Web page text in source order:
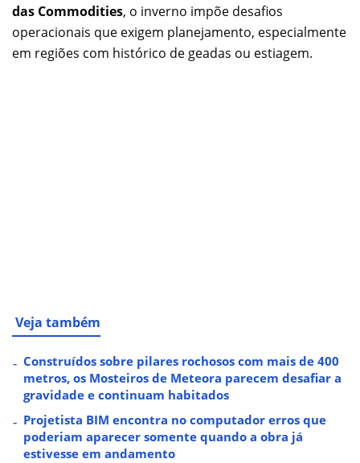
das Commodities, o inverno impõe desafios
operacionais que exigem planejamento, especialmente
em regiões com histórico de geadas ou estiagem.
Veja também
Construídos sobre pilares rochosos com mais de 400
metros, os Mosteiros de Meteora parecem desafiar a
gravidade e continuam habitados
Projetista BIM encontra no computador erros que
poderiam aparecer somente quando a obra já
estivesse em andamento